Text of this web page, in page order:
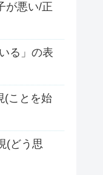
が悪い/正
る」の表
(ことを始
(どう思